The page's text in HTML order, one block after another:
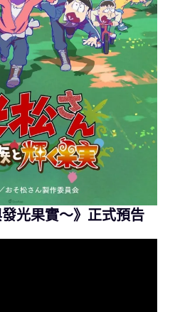
光果實～》正式預告